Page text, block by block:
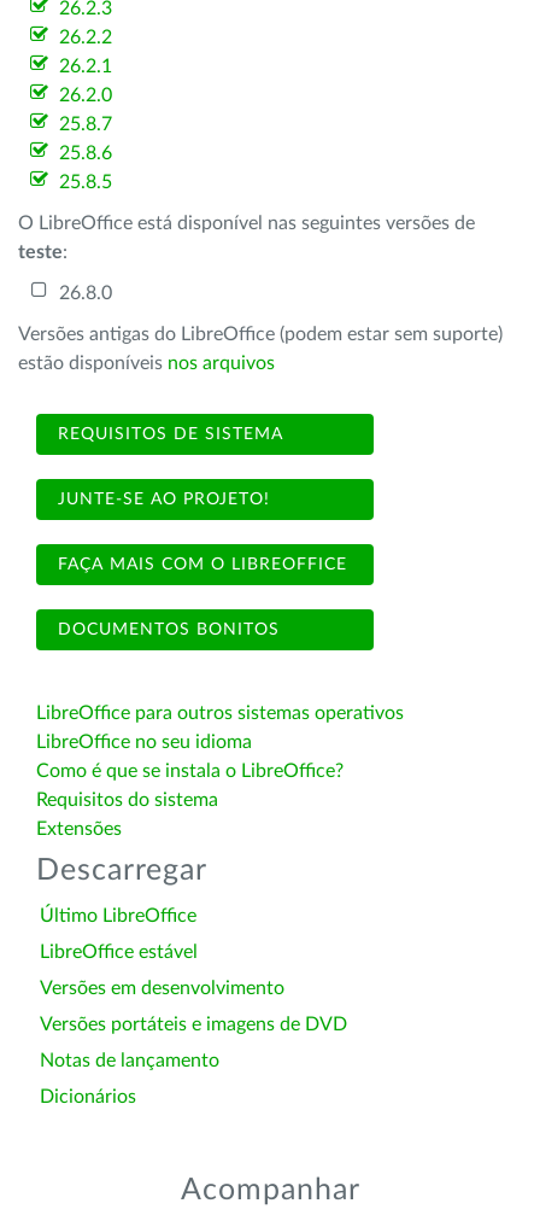
26.2.3
26.2.2
26.2.1
26.2.0
25.8.7
25.8.6
25.8.5
O LibreOffice está disponível nas seguintes versões de
teste:
26.8.0
Versões antigas do LibreOffice (podem estar sem suporte)
estão disponíveis nos arquivos
REQUISITOS DE SISTEMA
JUNTE-SE AO PROJETO!
FAÇA MAIS COM O LIBREOFFICE
DOCUMENTOS BONITOS
LibreOffice para outros sistemas operativos
LibreOffice no seu idioma
Como é que se instala o LibreOffice?
Requisitos do sistema
Extensões
Descarregar
Último LibreOffice
LibreOffice estável
Versões em desenvolvimento
Versões portáteis e imagens de DVD
Notas de lançamento
Dicionários
Acompanhar